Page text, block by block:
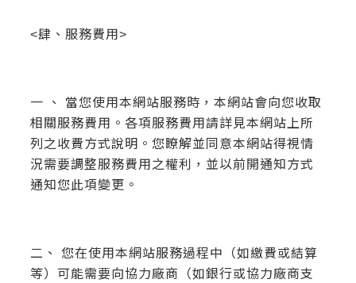
<肆、服務費用>
一 、 當您使用本網站服務時，本網站會向您收取
相關服務費用。各項服務費用請詳見本網站上所
列之收費方式說明。您瞭解並同意本網站得視情
況需要調整服務費用之權利，並以前開通知方式
通知您此項變更。
二、 您在使用本網站服務過程中（如繳費或結算
等）可能需要向協力廠商（如銀行或協力廠商支